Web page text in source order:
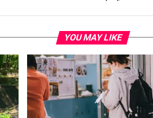
YOU MAY LIKE